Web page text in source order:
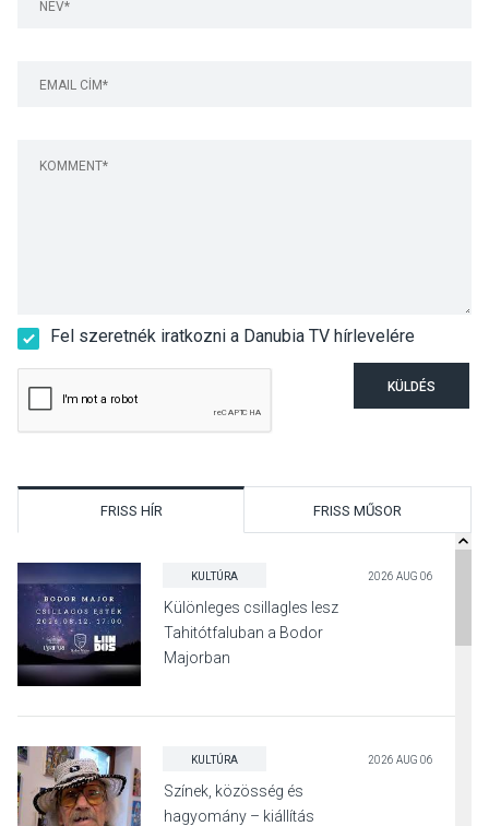
Fel szeretnék iratkozni a Danubia TV hírlevelére
KÜLDÉS
FRISS HÍR FRISS MŰSOR
KULTÚRA 2026 AUG 06
Különleges csillagles lesz
Tahitótfaluban a Bodor
Majorban
KULTÚRA 2026 AUG 06
Színek, közösség és
hagyomány – kiállítás